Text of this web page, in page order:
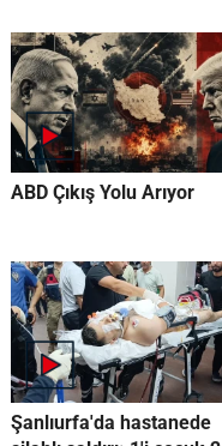
ABD Çıkış Yolu Arıyor
Şanlıurfa'da hastanede